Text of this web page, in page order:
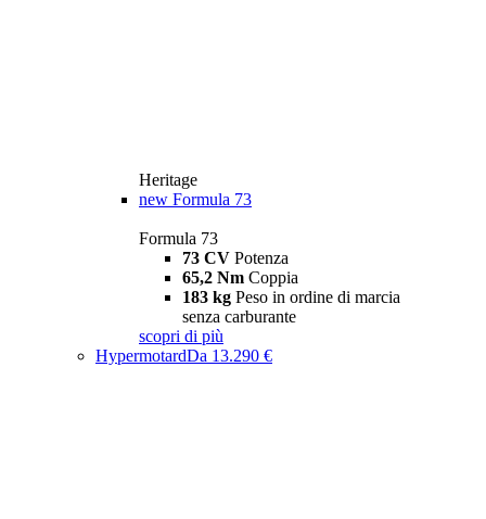
Heritage
new Formula 73
Formula 73
73 CV Potenza
65,2 Nm Coppia
183 kg Peso in ordine di marcia
senza carburante
scopri di più
HypermotardDa 13.290 €